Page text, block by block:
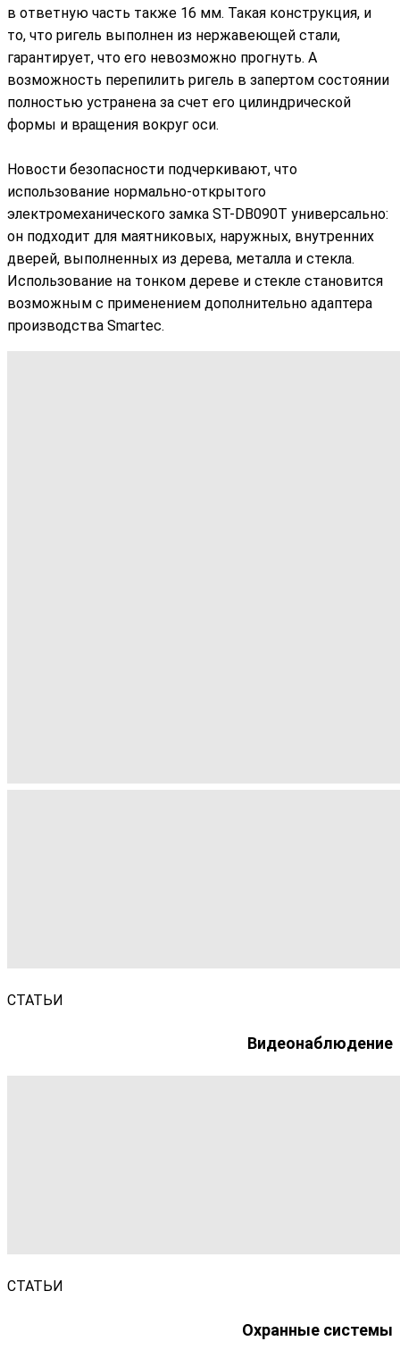
в ответную часть также 16 мм. Такая конструкция, и
то, что ригель выполнен из нержавеющей стали,
гарантирует, что его невозможно прогнуть. А
возможность перепилить ригель в запертом состоянии
полностью устранена за счет его цилиндрической
формы и вращения вокруг оси.
Новости безопасности подчеркивают, что
использование нормально-открытого
электромеханического замка ST-DB090T универсально:
он подходит для маятниковых, наружных, внутренних
дверей, выполненных из дерева, металла и стекла.
Использование на тонком дереве и стекле становится
возможным с применением дополнительно адаптера
производства Smartec.
СТАТЬИ
Видеонаблюдение
СТАТЬИ
Охранные системы